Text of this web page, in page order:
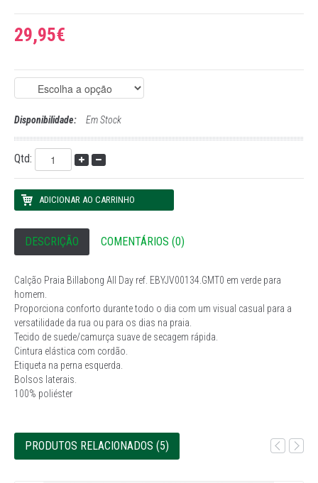
29,95€
Disponibilidade: Em Stock
Qtd:
DESCRIÇÃO COMENTÁRIOS (0)
Calção Praia Billabong All Day ref. EBYJV00134.GMT0 em verde para
homem.
Proporciona conforto durante todo o dia com um visual casual para a
versatilidade da rua ou para os dias na praia.
Tecido de suede/camurça suave de secagem rápida.
Cintura elástica com cordão.
Etiqueta na perna esquerda.
Bolsos laterais.
100% poliéster
PRODUTOS RELACIONADOS (5)